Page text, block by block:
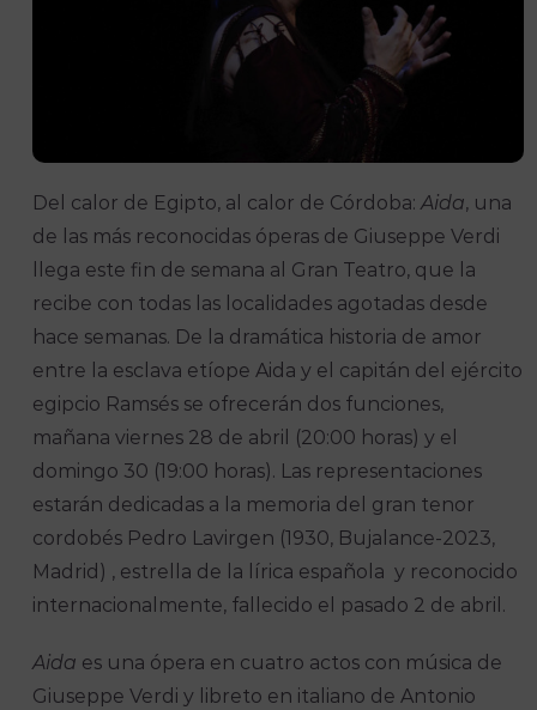
Del calor de Egipto, al calor de Córdoba:Aida, una
de las más reconocidas óperas de Giuseppe Verdi
llega este fin de semana al Gran Teatro, que la
recibe con todas las localidades agotadas desde
hace semanas. De la dramática historia de amor
entre la esclava etíope Aida y el capitán del ejército
egipcio Ramsés se ofrecerán dos funciones,
mañana viernes 28 de abril (20:00 horas) y el
domingo 30 (19:00 horas). Las representaciones
estarán dedicadas a la memoria del gran tenor
cordobés Pedro Lavirgen (1930, Bujalance-2023,
Madrid) , estrella de la lírica española y reconocido
internacionalmente, fallecido el pasado 2 de abril.
Aida es una ópera en cuatro actos con música de
Giuseppe Verdi y libreto en italiano de Antonio